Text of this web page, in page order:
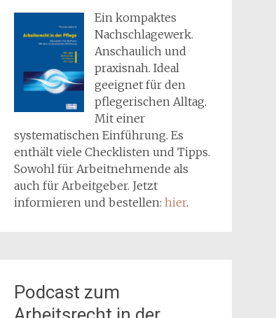
Ein kompaktes
Nachschlagewerk.
Anschaulich und
praxisnah. Ideal
geeignet für den
pflegerischen Alltag.
Mit einer
systematischen Einführung. Es
enthält viele Checklisten und Tipps.
Sowohl für Arbeitnehmende als
auch für Arbeitgeber. Jetzt
informieren und bestellen: hier.
Podcast zum